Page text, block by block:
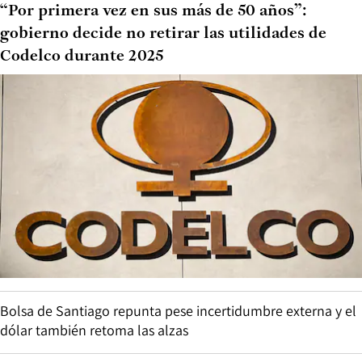
“Por primera vez en sus más de 50 años”:
gobierno decide no retirar las utilidades de
Codelco durante 2025
Bolsa de Santiago repunta pese incertidumbre externa y el
dólar también retoma las alzas